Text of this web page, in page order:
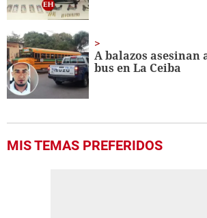
A balazos asesinan
bus en La Ceiba
MIS TEMAS PREFERIDOS